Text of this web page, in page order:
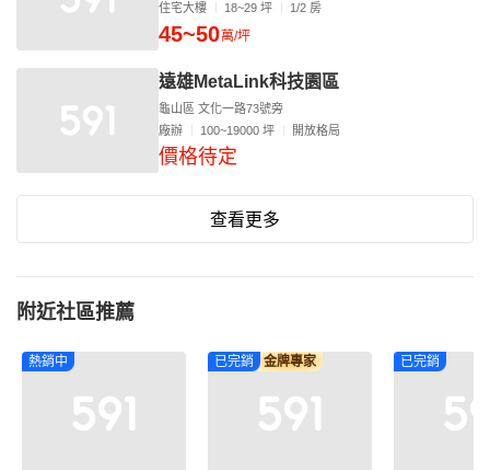
住宅大樓
18~29 坪 1/2 房
45~50萬/坪
遠雄MetaLink科技園區
龜山區 文化一路73號旁
廠辦
100~19000 坪 開放格局
價格待定
查看更多
附近社區推薦
熱銷中 已完銷 金牌專家 已完銷